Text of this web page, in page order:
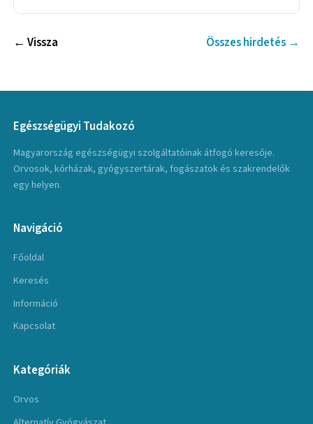
← Vissza Összes hirdetés →
Egészségügyi Tudakozó
Magyarország egészségügyi szolgáltatóinak átfogó keresője.
Orvosok, kórházak, gyógyszertárak, fogászatok és szakrendelők
egy helyen.
Navigáció
Főoldal
Keresés
Információ
Kapcsolat
Kategóriák
Orvos